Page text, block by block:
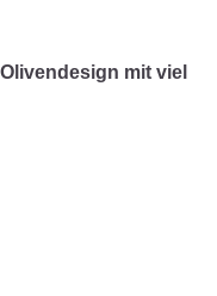
mit viel